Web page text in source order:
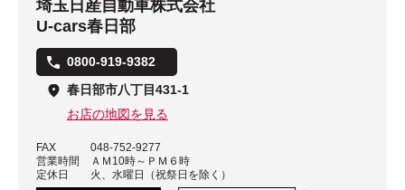
埼玉日産自動車株式会社
U-cars春日部
0800-919-9382
春日部市八丁目431-1
お店の地図を見る
FAX
048-752-9277
営業時間
ＡＭ10時～ＰＭ６時
定休日
火、水曜日（祝祭日を除く）